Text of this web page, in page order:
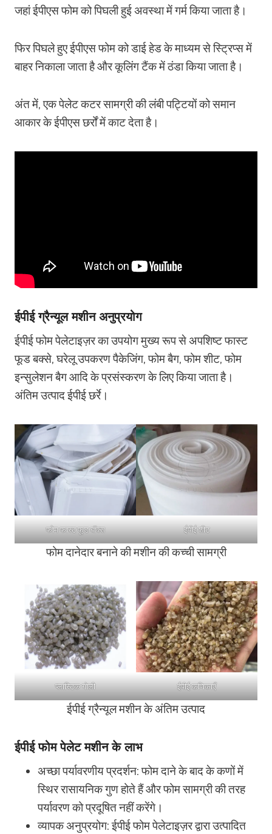
जहां ईपीएस फोम को पिघली हुई अवस्था में गर्म किया जाता है।
फिर पिघले हुए ईपीएस फोम को डाई हेड के माध्यम से स्ट्रिप्स में
बाहर निकाला जाता है और कूलिंग टैंक में ठंडा किया जाता है।
अंत में, एक पेलेट कटर सामग्री की लंबी पट्टियों को समान
आकार के ईपीएस छर्रों में काट देता है।
ईपीई ग्रैन्यूल मशीन अनुप्रयोग
ईपीई फोम पेलेटाइज़र का उपयोग मुख्य रूप से अपशिष्ट फास्ट
फूड बक्से, घरेलू उपकरण पैकेजिंग, फोम बैग, फोम शीट, फोम
इन्सुलेशन बैग आदि के प्रसंस्करण के लिए किया जाता है।
अंतिम उत्पाद ईपीई छर्रे।
फोम फास्ट फूड बॉक्स ईपीई शीट
फोम दानेदार बनाने की मशीन की कच्ची सामग्री
प्लास्टिक गोली ईपीई कणिकाएँ
ईपीई ग्रैन्यूल मशीन के अंतिम उत्पाद
ईपीई फोम पेलेट मशीन के लाभ
अच्छा पर्यावरणीय प्रदर्शन: फोम दाने के बाद के कणों में
स्थिर रासायनिक गुण होते हैं और फोम सामग्री की तरह
पर्यावरण को प्रदूषित नहीं करेंगे।
व्यापक अनुप्रयोग: ईपीई फोम पेलेटाइज़र द्वारा उत्पादित